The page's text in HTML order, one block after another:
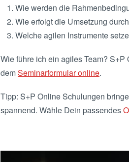
Wie werden die
Wie erfolgt die Umsetzung
Welche agilen Instrumente
Wie führe ich ein agiles Team?
demSeminarformular online.
Tipp: S+P Online Schulungen
spannend. Wähle Dein passendes